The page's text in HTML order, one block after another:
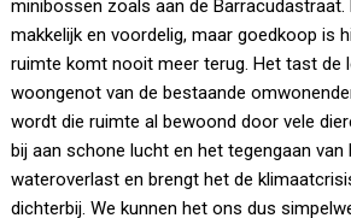
minibossen zoals aan de Barracudastraat.
makkelijk en voordelig, maar goedkoop is
ruimte komt nooit meer terug. Het tast de
woongenot van de bestaande
wordt die ruimte al bewoond door vele
bij aan schone lucht en het tegengaan
wateroverlast en brengt het de
dichterbij. We kunnen het ons dus